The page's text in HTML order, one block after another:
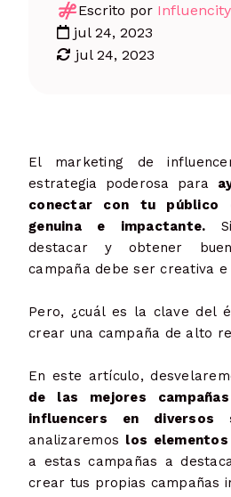
Escrito por Influencity
jul 24, 2023
jul 24, 2023
El marketing de
estrategia poderosa para
conectar con tu público
genuina e impactante.
destacar y obtener
campaña debe ser creativa
Pero, ¿cuál es la clave del
crear una campaña de alto
En este artículo,
de las mejores
influencers en diversos
analizaremos los elementos
a estas campañas a
crear tus propias campañas